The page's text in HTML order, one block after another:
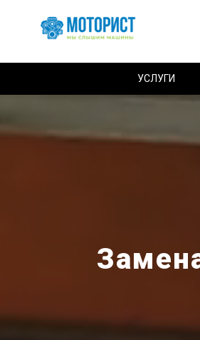
УСЛУГИ